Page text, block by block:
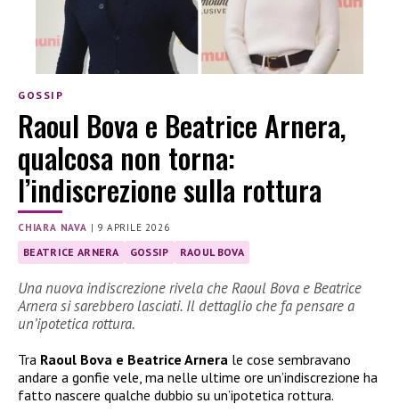
GOSSIP
Raoul Bova e Beatrice Arnera,
qualcosa non torna:
l’indiscrezione sulla rottura
CHIARA NAVA | 9 APRILE 2026
BEATRICE ARNERA GOSSIP RAOUL BOVA
Una nuova indiscrezione rivela che Raoul Bova e Beatrice
Arnera si sarebbero lasciati. Il dettaglio che fa pensare a
un’ipotetica rottura.
Tra Raoul Bova e Beatrice Arnera le cose sembravano
andare a gonfie vele, ma nelle ultime ore un’indiscrezione ha
fatto nascere qualche dubbio su un’ipotetica rottura.